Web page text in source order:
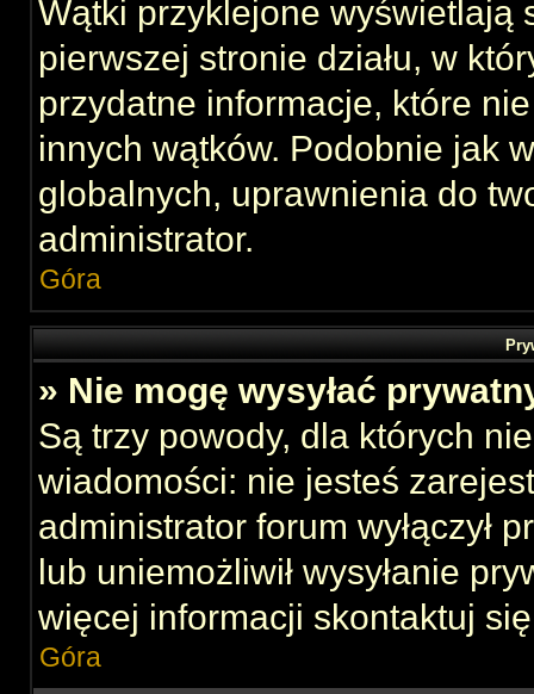
Wątki przyklejone wyświetlają
pierwszej stronie działu, w
przydatne informacje, które
innych wątków. Podobnie jak
globalnych, uprawnienia do
administrator.
Góra
» Nie mogę wysyłać
Są trzy powody, dla których
wiadomości: nie jesteś
administrator forum wyłączył
lub uniemożliwił wysyłanie
więcej informacji skontaktuj
Góra